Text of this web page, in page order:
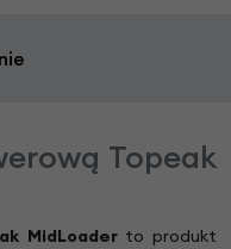
Topeak
MidLoaderto produkt